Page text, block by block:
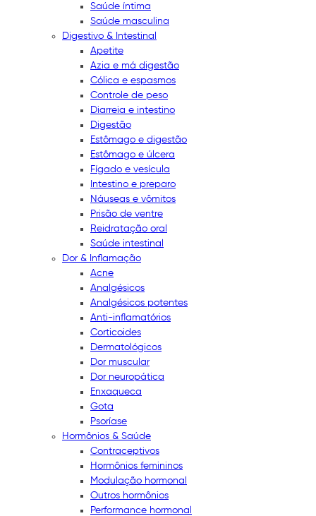
Saúde íntima
Saúde masculina
Digestivo & Intestinal
Apetite
Azia e má digestão
Cólica e espasmos
Controle de peso
Diarreia e intestino
Digestão
Estômago e digestão
Estômago e úlcera
Fígado e vesícula
Intestino e preparo
Náuseas e vômitos
Prisão de ventre
Reidratação oral
Saúde intestinal
Dor & Inflamação
Acne
Analgésicos
Analgésicos potentes
Anti-inflamatórios
Corticoides
Dermatológicos
Dor muscular
Dor neuropática
Enxaqueca
Gota
Psoríase
Hormônios & Saúde
Contraceptivos
Hormônios femininos
Modulação hormonal
Outros hormônios
Performance hormonal